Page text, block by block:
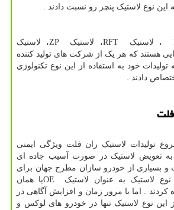
نوع لاستیک پنچر رو نسبت دادند .
، لاستیک RFT، لاستیک ZP، لاستیک
هستند که هر یک از شرکت های تولید کننده
تولیدات خود به استفاده از این نوع تکنولوژي
دادند .
تولیدات لاستیک ران فلت ویژگی ایمنی
به تعویض لاستیک در صورت آسیب جاده ای
و بسیاری از خودرو سازان مطرح جهان برای
نوع لاستیک به عنوان لاستیک
OEیا همان
کردند . اما با مرور زمان و افزایش آگاهی در
این نوع لاستیک تنها در خودرو های لوکس و